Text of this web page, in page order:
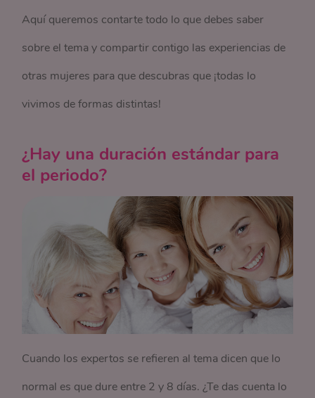
Aquí queremos contarte todo lo que debes saber
sobre el tema y compartir contigo las experiencias de
otras mujeres para que descubras que ¡todas lo
vivimos de formas distintas!
¿Hay una duración estándar para
el periodo?
Cuando los expertos se refieren al tema dicen que lo
normal es que dure entre 2 y 8 días. ¿Te das cuenta lo